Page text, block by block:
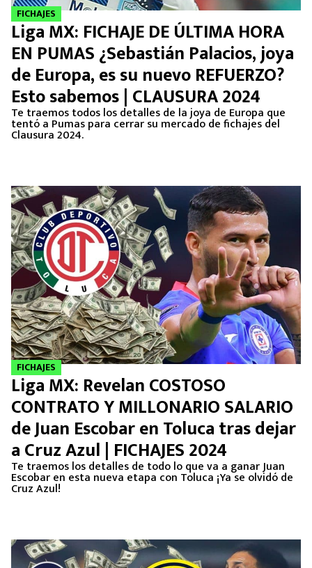
FICHAJES
Liga MX: FICHAJE DE ÚLTIMA HORA
EN PUMAS ¿Sebastián Palacios, joya
de Europa, es su nuevo REFUERZO?
Esto sabemos | CLAUSURA 2024
Te traemos todos los detalles de la joya de Europa que
tentó a Pumas para cerrar su mercado de fichajes del
Clausura 2024.
FICHAJES
Liga MX: Revelan COSTOSO
CONTRATO Y MILLONARIO SALARIO
de Juan Escobar en Toluca tras dejar
a Cruz Azul | FICHAJES 2024
Te traemos los detalles de todo lo que va a ganar Juan
Escobar en esta nueva etapa con Toluca ¡Ya se olvidó de
Cruz Azul!